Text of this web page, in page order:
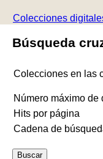
Colecciones
Búsqueda
Colecciones en las
Número máximo de
Hits por página
Cadena de